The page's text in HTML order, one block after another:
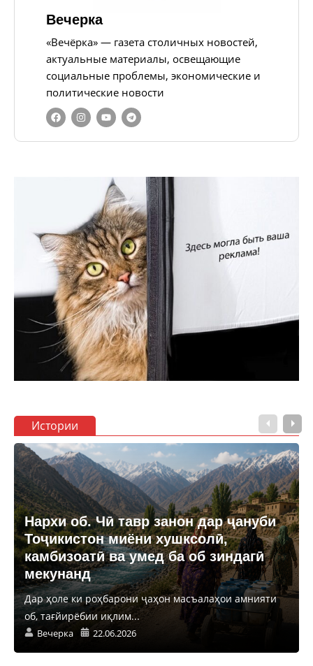
Вечерка
«Вечёрка» — газета столичных новостей,
актуальные материалы, освещающие
социальные проблемы, экономические и
политические новости
Истории
Нархи об. Чӣ тавр занон дар ҷануби
Тоҷикистон миёни хушксолӣ,
камбизоатӣ ва умед ба об зиндагӣ
мекунанд
Дар ҳоле ки роҳбарони ҷаҳон масъалаҳои амнияти
об, тағйирёбии иқлим...
Вечерка 22.06.2026